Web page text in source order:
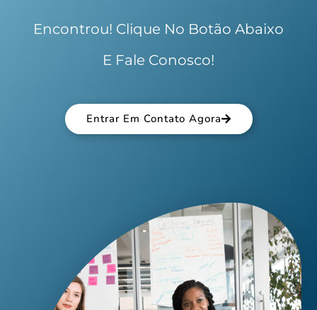
Encontrou! Clique No Botão Abaixo
E Fale Conosco!
Entrar Em Contato Agora